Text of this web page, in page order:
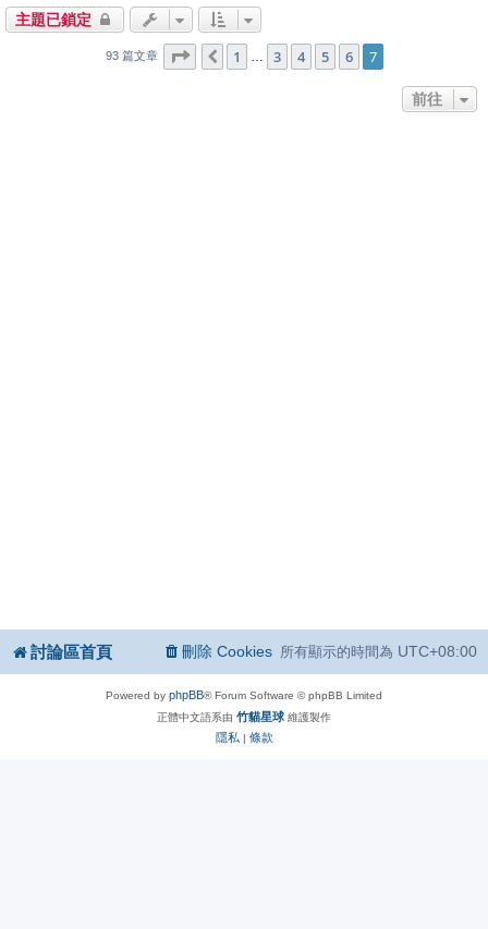
主題已鎖定
93 篇文章 第7 頁 (共 7頁)
上一頁
1 3 4 5 6 7
前往
討論區首頁 所有顯示的時間為 UTC+08:00
刪除 Cookies
Powered by phpBB® Forum Software © phpBB Limited
正體中文語系由 竹貓星球 維護製作
隱私 | 條款